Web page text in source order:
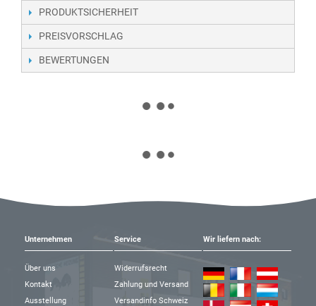
PRODUKTSICHERHEIT
PREISVORSCHLAG
BEWERTUNGEN
Unternehmen
Über uns
Kontakt
Ausstellung
Service
Widerrufsrecht
Zahlung und Versand
Versandinfo Schweiz
Wir liefern nach: